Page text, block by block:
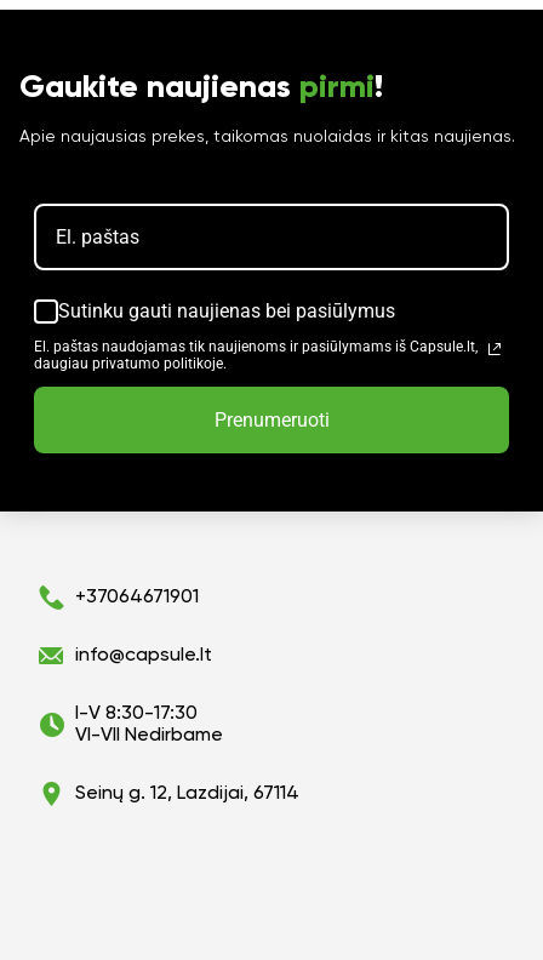
Gaukite naujienas pirmi!
Apie naujausias prekes, taikomas nuolaidas ir kitas naujienas.
Sutinku gauti naujienas bei pasiūlymus
El. paštas naudojamas tik naujienoms ir pasiūlymams iš Capsule.lt,
daugiau privatumo politikoje.
Prenumeruoti
+37064671901
info@capsule.lt
I-V 8:30-17:30
VI-VII Nedirbame
Seinų g. 12, Lazdijai, 67114